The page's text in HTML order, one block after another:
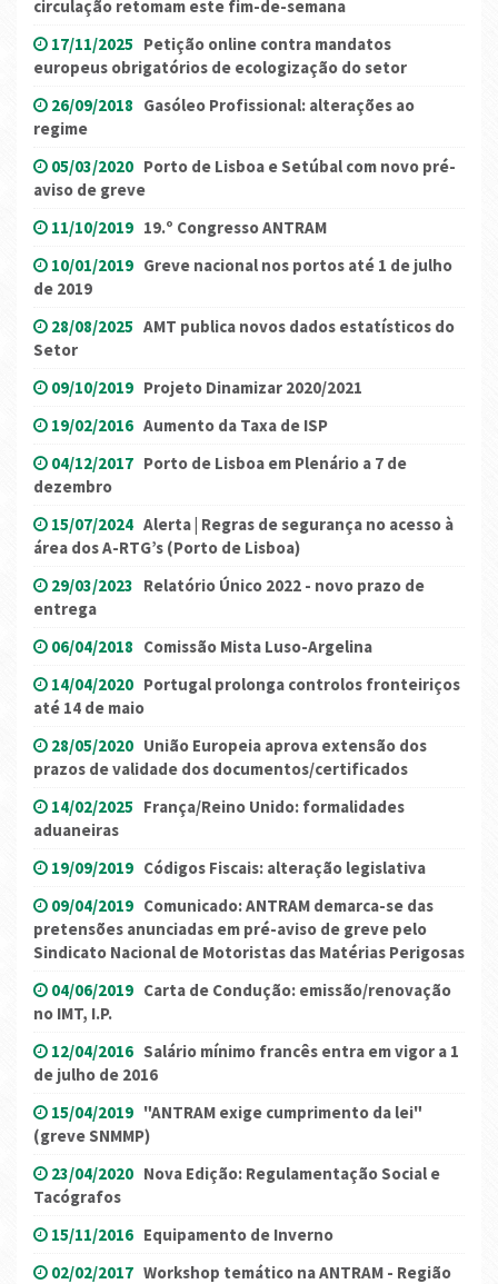
circulação retomam este fim-de-semana
17/11/2025 Petição online contra mandatos
europeus obrigatórios de ecologização do setor
26/09/2018 Gasóleo Profissional: alterações ao
regime
05/03/2020 Porto de Lisboa e Setúbal com novo pré-
aviso de greve
11/10/2019 19.º Congresso ANTRAM
10/01/2019 Greve nacional nos portos até 1 de julho
de 2019
28/08/2025 AMT publica novos dados estatísticos do
Setor
09/10/2019 Projeto Dinamizar 2020/2021
19/02/2016 Aumento da Taxa de ISP
04/12/2017 Porto de Lisboa em Plenário a 7 de
dezembro
15/07/2024 Alerta | Regras de segurança no acesso à
área dos A-RTG’s (Porto de Lisboa)
29/03/2023 Relatório Único 2022 - novo prazo de
entrega
06/04/2018 Comissão Mista Luso-Argelina
14/04/2020 Portugal prolonga controlos fronteiriços
até 14 de maio
28/05/2020 União Europeia aprova extensão dos
prazos de validade dos documentos/certificados
14/02/2025 França/Reino Unido: formalidades
aduaneiras
19/09/2019 Códigos Fiscais: alteração legislativa
09/04/2019 Comunicado: ANTRAM demarca-se das
pretensões anunciadas em pré-aviso de greve pelo
Sindicato Nacional de Motoristas das Matérias Perigosas
04/06/2019 Carta de Condução: emissão/renovação
no IMT, I.P.
12/04/2016 Salário mínimo francês entra em vigor a 1
de julho de 2016
15/04/2019 "ANTRAM exige cumprimento da lei"
(greve SNMMP)
23/04/2020 Nova Edição: Regulamentação Social e
Tacógrafos
15/11/2016 Equipamento de Inverno
02/02/2017 Workshop temático na ANTRAM - Região